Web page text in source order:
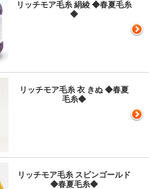
リッチモア毛糸 絹綾 ◆春夏毛糸
◆
リッチモア毛糸 衣 きぬ ◆春夏
毛糸◆
リッチモア毛糸 スビンゴールド
◆春夏毛糸◆